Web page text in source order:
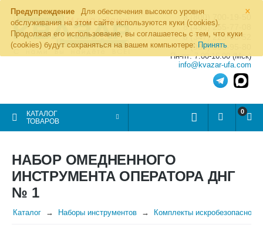
×
Предупреждение
Для обеспечения высокого уровня
обслуживания на этом сайте используются куки (cookies).
Продолжая его использование, вы соглашаетесь с тем, что куки
(cookies) будут сохраняться на вашем компьютере: Принять
8 (800) 700-19-50
8 (495) 255-77-08
8 (347) 225-00-52
8 (986) 963-95-80
Пн-пт: 7.00-16.00 (Мск)
info@kvazar-ufa.com
КАТАЛОГ
ТОВАРОВ
0
НАБОР ОМЕДНЕННОГО
ИНСТРУМЕНТА ОПЕРАТОРА ДНГ
№ 1
Каталог Наборы инструментов Комплекты искробезопасного